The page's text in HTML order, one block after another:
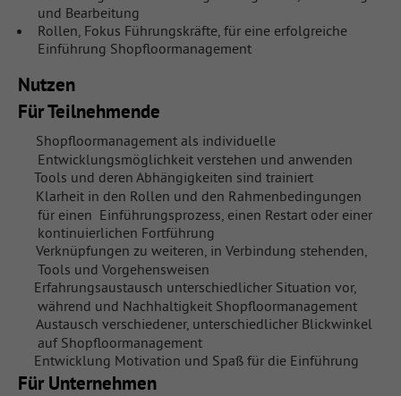
und Bearbeitung
Rollen, Fokus Führungskräfte, für eine erfolgreiche
Einführung Shopfloormanagement
Nutzen
Für Teilnehmende
Shopfloormanagement als individuelle
Entwicklungsmöglichkeit verstehen und anwenden
Tools und deren Abhängigkeiten sind trainiert
Klarheit in den Rollen und den Rahmenbedingungen
für einen Einführungsprozess, einen Restart oder einer
kontinuierlichen Fortführung
Verknüpfungen zu weiteren, in Verbindung stehenden,
Tools und Vorgehensweisen
Erfahrungsaustausch unterschiedlicher Situation vor,
während und Nachhaltigkeit Shopfloormanagement
Austausch verschiedener, unterschiedlicher Blickwinkel
auf Shopfloormanagement
Entwicklung Motivation und Spaß für die Einführung
Für Unternehmen